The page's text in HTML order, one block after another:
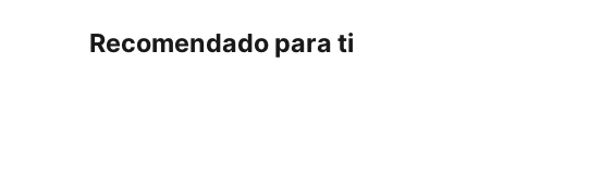
Recomendado para ti